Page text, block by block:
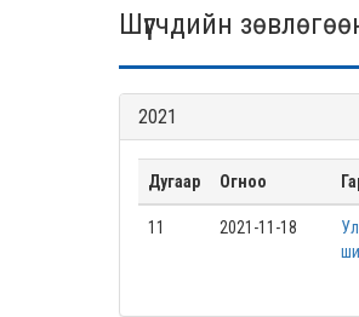
Шүүгчдийн
2021
Дугаар Огноо
11 2021-11-18